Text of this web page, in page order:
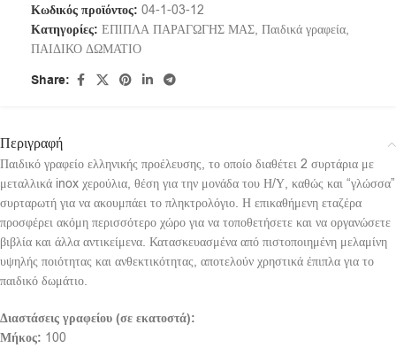
Κωδικός προϊόντος: 04-1-03-12
Κατηγορίες: ΕΠΙΠΛΑ ΠΑΡΑΓΩΓΗΣ ΜΑΣ, Παιδικά γραφεία,
ΠΑΙΔΙΚΟ ΔΩΜΑΤΙΟ
Share:
Περιγραφή
Παιδικό γραφείο ελληνικής προέλευσης, το οποίο διαθέτει 2 συρτάρια με
μεταλλικά inox χερούλια, θέση για την μονάδα του Η/Υ, καθώς και “γλώσσα”
συρταρωτή για να ακουμπάει το πληκτρολόγιο. Η επικαθήμενη εταζέρα
προσφέρει ακόμη περισσότερο χώρο για να τοποθετήσετε και να οργανώσετε
βιβλία και άλλα αντικείμενα. Κατασκευασμένα από πιστοποιημένη μελαμίνη
υψηλής ποιότητας και ανθεκτικότητας, αποτελούν χρηστικά έπιπλα για το
παιδικό δωμάτιο.
Διαστάσεις γραφείου (σε εκατοστά):
Μήκος: 100